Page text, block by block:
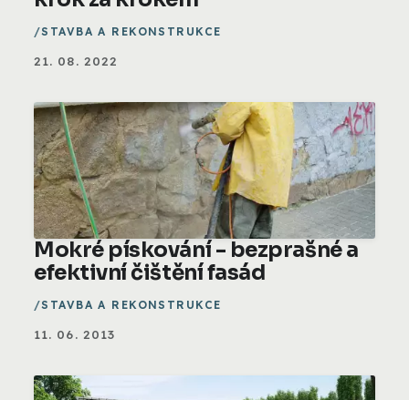
STAVBA A REKONSTRUKCE
21. 08. 2022
Mokré pískování - bezprašné a
efektivní čištění fasád
STAVBA A REKONSTRUKCE
11. 06. 2013